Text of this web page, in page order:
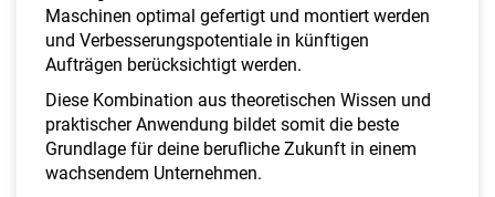
Maschinen optimal gefertigt und montiert werden
und Verbesserungspotentiale in künftigen
Aufträgen berücksichtigt werden.
Diese Kombination aus theoretischen Wissen und
praktischer Anwendung bildet somit die beste
Grundlage für deine berufliche Zukunft in einem
wachsendem Unternehmen.